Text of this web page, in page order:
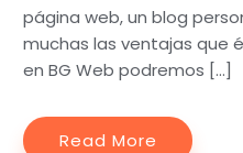
página web, un blog
muchas las ventajas que
en BG Web podremos […]
Read More